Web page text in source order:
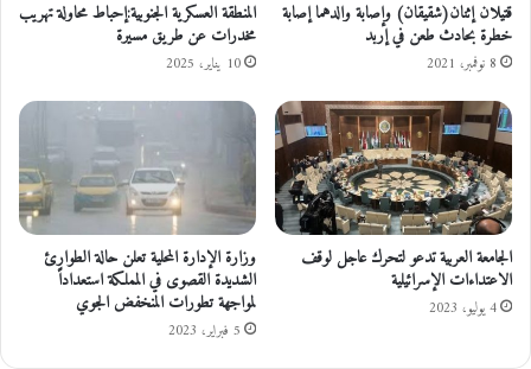
ش
خ
ا
آ
خ
ي
ن
ا
ث
ر
ح
قتيلان إثنان(شقيقان) وإصابة والدهما إصابة
خطرة بحادث طعن في إربد
8 نوفمبر، 2021
المنطقة العسكرية الجنوبية:إحباط محاولة تهريب
مخدرات عن طريق مسيرة
10 يناير، 2025
الجامعة العربية تدعو لتحرك عاجل لوقف
الاعتداءات الإسرائيلية
4 يوليو، 2023
وزارة الإدارة المحلية تعلن حالة الطوارئ
الشديدة القصوى في المملكة استعداداً
لمواجهة تطورات المنخفض الجوي
5 فبراير، 2023